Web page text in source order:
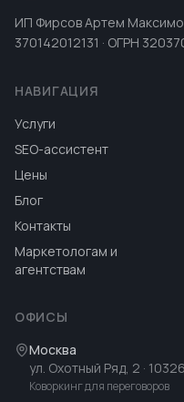
ИП Фирсов Артем
370142012131 · ОГРН
НАВИГАЦИЯ
Услуги
SEO-ассистент
Цены
Блог
Контакты
Маркетологам и
агентствам
ОФИСЫ
Москва
ул. Охотный Ряд, 2 ·
Коворкинг для переговоров